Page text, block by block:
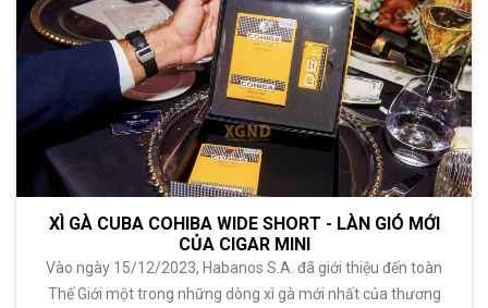
XÌ GÀ CUBA COHIBA WIDE SHORT - LÀN GIÓ MỚI
CỦA CIGAR MINI
Vào ngày 15/12/2023, Habanos S.A. đã giới thiệu đến toàn
Thế Giới một trong những dòng xì gà mới nhất của thương